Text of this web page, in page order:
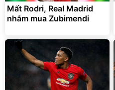
Mất Rodri, Real Madrid
nhắm mua Zubimendi